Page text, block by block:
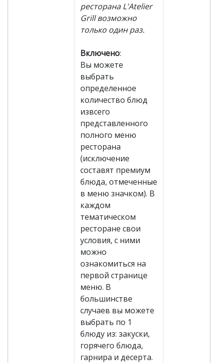
ресторана L'Atelier
Grill возможно
только один раз.
Включено:
Вы можете
выбрать
определенное
количество блюд
извсего
представленного
полного меню
ресторана
(исключение
составят премиум
блюда, отмеченные
в меню значком). В
каждом
тематическом
ресторане свои
условия, с ними
можно
ознакомиться на
первой странице
меню. В
большинстве
случаев вы можете
выбрать по 1
блюду из: закуски,
горячего блюда,
гарнира и десерта.